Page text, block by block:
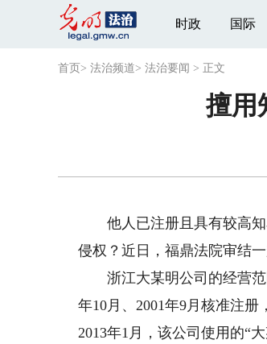
时政 国际
首页 > 法治频道> 法治要闻 > 正文
擅用
他人已注册且具有较高知
侵权？近日，福鼎法院审结
浙江大某明公司的经营范
年10月、2001年9月核准注册
2013年1月，该公司使用的“